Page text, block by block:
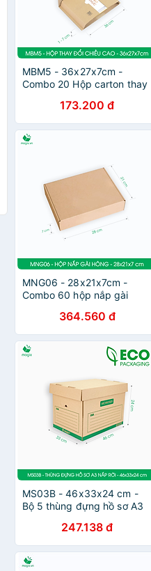
MBM5 - 36x27x7cm -
Combo 20 Hộp carton thay
carton đóng hàng
173.200 đ
MNG06 - 28x21x7cm -
Combo 60 hộp nắp gài
364.560 đ
MS03B - 46x33x24 cm -
Bộ 5 thùng đựng hồ sơ A3
247.138 đ